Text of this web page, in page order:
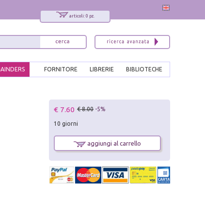
articoli: 0 pz.
BIBLIOTECHE
LIBRERIE
FORNITORE
€ 7.60 € 8.00 -5%
10 giorni
aggiungi al carrello
x
Interessato ai nostri libri?
Sarai informato delle nostre novità, potrai
comunque cancellarti quando desideri.
modulo di iscrizione